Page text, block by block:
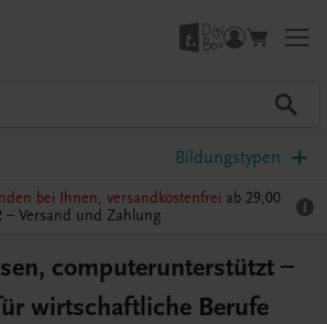
Bildungstypen
bei Ihnen, versandkostenfrei ab 29,00
– Versand und Zahlung
computerunterstützt –
wirtschaftliche Berufe